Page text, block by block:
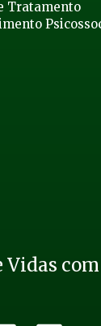
Tratamento
com